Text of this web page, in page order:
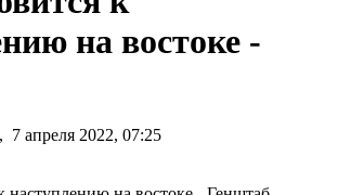
на востоке -
7 апреля 2022, 07:25